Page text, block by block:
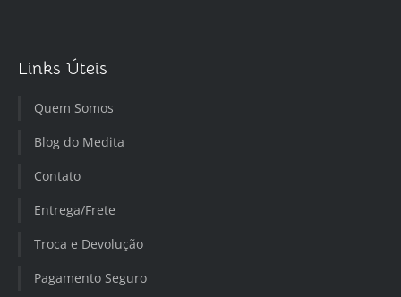
Links Úteis
Quem Somos
Blog do Medita
Contato
Entrega/Frete
Troca e Devolução
Pagamento Seguro